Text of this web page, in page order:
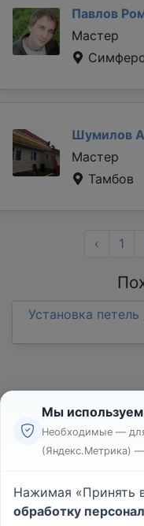
Павлов
Мастер
Шумилов
Мастер
Тамбов
‹ 1
Установка петель
Политика
Мы
Необходимые —
(Яндекс.Метрика)
Нажимая «Принять
обработку